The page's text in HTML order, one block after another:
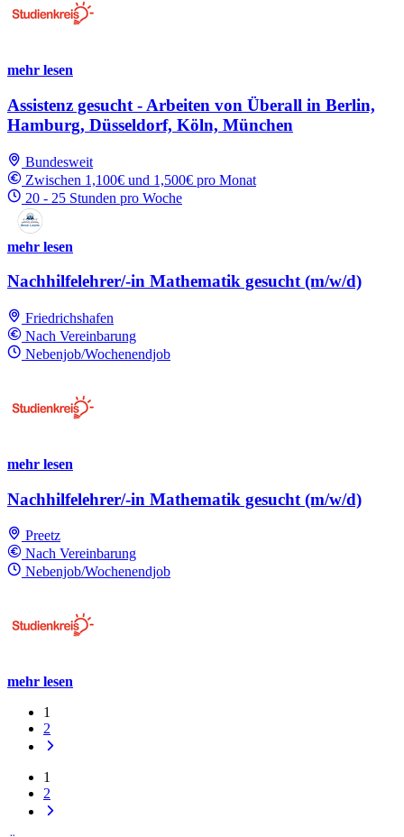
mehr lesen
Assistenz gesucht - Arbeiten von Überall in Berlin,
Hamburg, Düsseldorf, Köln, München
Bundesweit
Zwischen 1,100€ und 1,500€ pro Monat
20 - 25 Stunden pro Woche
mehr lesen
Nachhilfelehrer/-in Mathematik gesucht (m/w/d)
Friedrichshafen
Nach Vereinbarung
Nebenjob/Wochenendjob
mehr lesen
Nachhilfelehrer/-in Mathematik gesucht (m/w/d)
Preetz
Nach Vereinbarung
Nebenjob/Wochenendjob
mehr lesen
1
2
1
2